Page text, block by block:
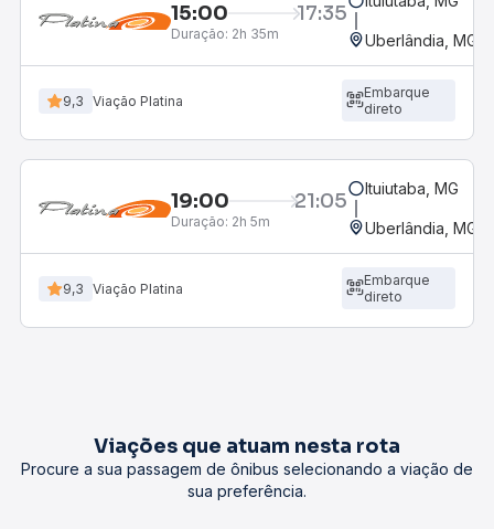
15:00 17:35
Duração: 2h 35m Uberlândia, MG -
9,3 Viação Platina
Embarque
direto
19:00 21:05
Duração: 2h 5m
Ituiutaba, MG
Uberlândia, MG -
9,3 Viação Platina
Embarque
direto
Viações que atuam nesta rota
Procure a sua passagem de ônibus selecionando a viação de
sua preferência.